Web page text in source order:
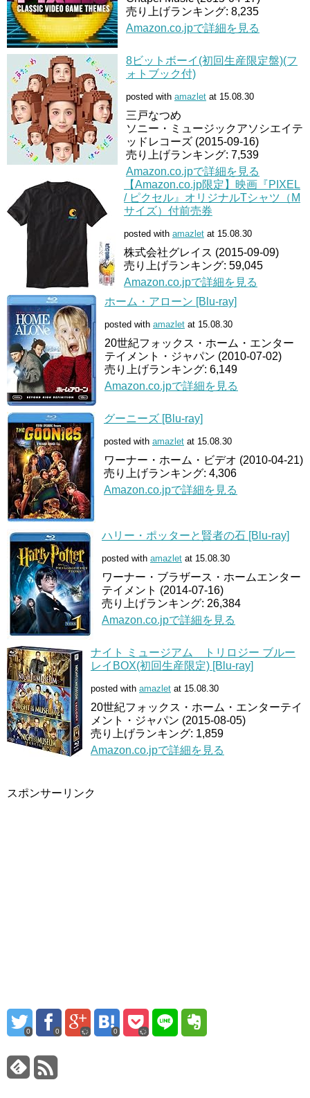
売り上げランキング: 8,235
Amazon.co.jpで詳細を見る
8ビットボーイ(初回生産限定盤)(フ
ォトブック付)
posted with amazlet at 15.08.30
三戸なつめ
ソニー・ミュージックアソシエイテ
ッドレコーズ (2015-09-16)
売り上げランキング: 7,539
Amazon.co.jpで詳細を見る
【Amazon.co.jp限定】映画『PIXEL
/ ピクセル』オリジナルTシャツ（M
サイズ）付前売券
posted with amazlet at 15.08.30
株式会社グレイス (2015-09-09)
売り上げランキング: 59,045
Amazon.co.jpで詳細を見る
ホーム・アローン [Blu-ray]
posted with amazlet at 15.08.30
20世紀フォックス・ホーム・エンター
テイメント・ジャパン (2010-07-02)
売り上げランキング: 6,149
Amazon.co.jpで詳細を見る
グーニーズ [Blu-ray]
posted with amazlet at 15.08.30
ワーナー・ホーム・ビデオ (2010-04-21)
売り上げランキング: 4,306
Amazon.co.jpで詳細を見る
ハリー・ポッターと賢者の石 [Blu-ray]
posted with amazlet at 15.08.30
ワーナー・ブラザース・ホームエンター
テイメント (2014-07-16)
売り上げランキング: 26,384
Amazon.co.jpで詳細を見る
ナイト ミュージアム トリロジー ブルー
レイBOX(初回生産限定) [Blu-ray]
posted with amazlet at 15.08.30
20世紀フォックス・ホーム・エンターテイ
メント・ジャパン (2015-08-05)
売り上げランキング: 1,859
Amazon.co.jpで詳細を見る
スポンサーリンク
0 0 0